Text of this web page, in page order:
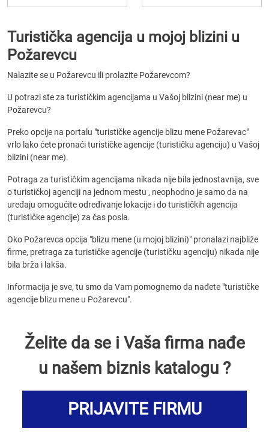
Turistička agencija u mojoj blizini u
Požarevcu
Nalazite se u Požarevcu ili prolazite Požarevcom?
U potrazi ste za turističkim agencijama u Vašoj blizini (near me) u
Požarevcu?
Preko opcije na portalu "turističke agencije blizu mene Požarevac"
vrlo lako ćete pronaći turističke agencije (turističku agenciju) u Vašoj
blizini (near me).
Potraga za turističkim agencijama nikada nije bila jednostavnija, sve
o turističkoj agenciji na jednom mestu , neophodno je samo da na
uređaju omogućite određivanje lokacije i do turističkih agencija
(turističke agencije) za čas posla.
Oko Požarevca opcija "blizu mene (u mojoj blizini)" pronalazi najbliže
firme, pretraga za turističke agencije (turističku agenciju) nikada nije
bila brža i lakša.
Informacija je sve, tu smo da Vam pomognemo da nađete "turističke
agencije blizu mene u Požarevcu".
Želite da se i Vaša firma nađe
u našem biznis katalogu ?
PRIJAVITE FIRMU